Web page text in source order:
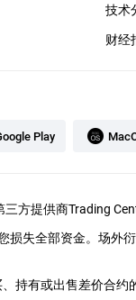
技术
财经
Play
方提供商Trading
损失全部资金。场外
持有或出售差价合